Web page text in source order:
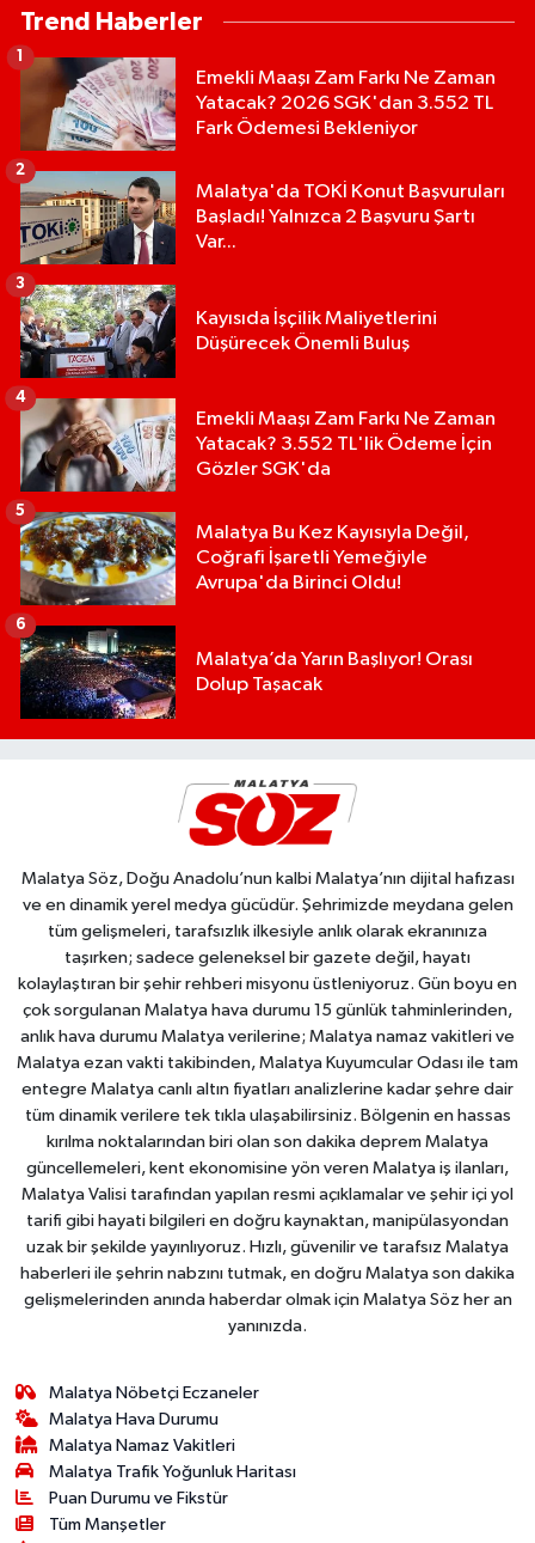
Trend Haberler
Emekli Maaşı Zam Farkı Ne Zaman
Yatacak? 2026 SGK'dan 3.552 TL
Fark Ödemesi Bekleniyor
1
Malatya'da TOKİ Konut Başvuruları
Başladı! Yalnızca 2 Başvuru Şartı
Var...
2
Kayısıda İşçilik Maliyetlerini
Düşürecek Önemli Buluş
3
Emekli Maaşı Zam Farkı Ne Zaman
Yatacak? 3.552 TL'lik Ödeme İçin
Gözler SGK'da
4
Malatya Bu Kez Kayısıyla Değil,
Coğrafi İşaretli Yemeğiyle
Avrupa'da Birinci Oldu!
5
Malatya’da Yarın Başlıyor! Orası
Dolup Taşacak
6
Malatya Söz, Doğu Anadolu’nun kalbi Malatya’nın dijital hafızası
ve en dinamik yerel medya gücüdür. Şehrimizde meydana gelen
tüm gelişmeleri, tarafsızlık ilkesiyle anlık olarak ekranınıza
taşırken; sadece geleneksel bir gazete değil, hayatı
kolaylaştıran bir şehir rehberi misyonu üstleniyoruz. Gün boyu en
çok sorgulanan Malatya hava durumu 15 günlük tahminlerinden,
anlık hava durumu Malatya verilerine; Malatya namaz vakitleri ve
Malatya ezan vakti takibinden, Malatya Kuyumcular Odası ile tam
entegre Malatya canlı altın fiyatları analizlerine kadar şehre dair
tüm dinamik verilere tek tıkla ulaşabilirsiniz. Bölgenin en hassas
kırılma noktalarından biri olan son dakika deprem Malatya
güncellemeleri, kent ekonomisine yön veren Malatya iş ilanları,
Malatya Valisi tarafından yapılan resmi açıklamalar ve şehir içi yol
tarifi gibi hayati bilgileri en doğru kaynaktan, manipülasyondan
uzak bir şekilde yayınlıyoruz. Hızlı, güvenilir ve tarafsız Malatya
haberleri ile şehrin nabzını tutmak, en doğru Malatya son dakika
gelişmelerinden anında haberdar olmak için Malatya Söz her an
yanınızda.
Malatya Nöbetçi Eczaneler
Malatya Hava Durumu
Malatya Namaz Vakitleri
Malatya Trafik Yoğunluk Haritası
Puan Durumu ve Fikstür
Tüm Manşetler